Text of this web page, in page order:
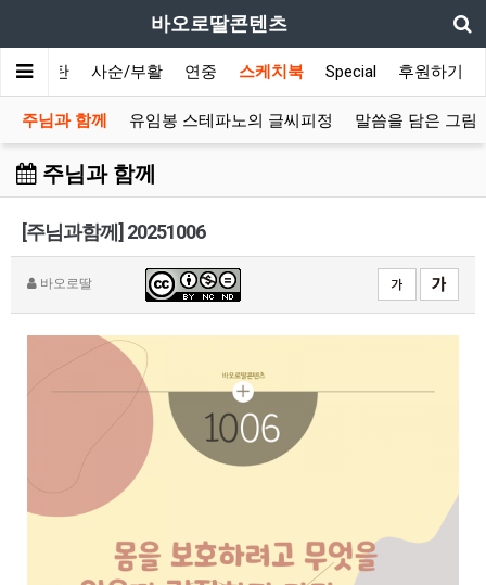
바오로딸콘텐츠
림/성탄 사순/부활 연중 스케치북 Special 후원하기
주님과 함께 유임봉 스테파노의 글씨피정 말씀을 담은 그림
주님과 함께
[주님과함께] 20251006
바오로딸